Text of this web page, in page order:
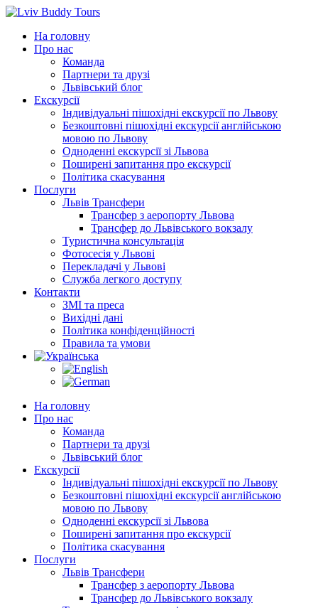
Перейти
вмістуНа головну
Про нас
Команда
Партнери та друзі
Львівський блог
Екскурсії
Індивідуальні пішохідні екскурсії по Львову
Безкоштовні пішохідні екскурсії англійською
мовою по Львову
Одноденні екскурсії зі Львова
Поширені запитання про екскурсії
Політика скасування
Послуги
Львів Трансфери
Трансфер з аеропорту Львова
Трансфер до Львівського вокзалу
Туристична консультація
Фотосесія у Львові
Перекладачі у Львові
Служба легкого доступу
Контакти
ЗМІ та преса
Вихідні дані
Політика конфіденційності
Правила та умови
На головну
Про нас
Команда
Партнери та друзі
Львівський блог
Екскурсії
Індивідуальні пішохідні екскурсії по Львову
Безкоштовні пішохідні екскурсії англійською
мовою по Львову
Одноденні екскурсії зі Львова
Поширені запитання про екскурсії
Політика скасування
Послуги
Львів Трансфери
Трансфер з аеропорту Львова
Трансфер до Львівського вокзалу